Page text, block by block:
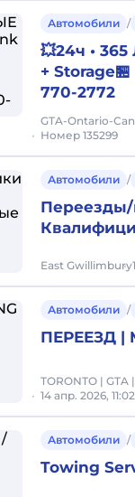
Автомобили /
💥24ч •
+
770-2772
GTA-Ontario-
Номер 135299
Автомобили /
Переезды/
East Gwillimbury
Автомобили /
ПЕРЕЕЗД |
TORONTO | GTA
14 апр. 2026,
Автомобили /
Towing